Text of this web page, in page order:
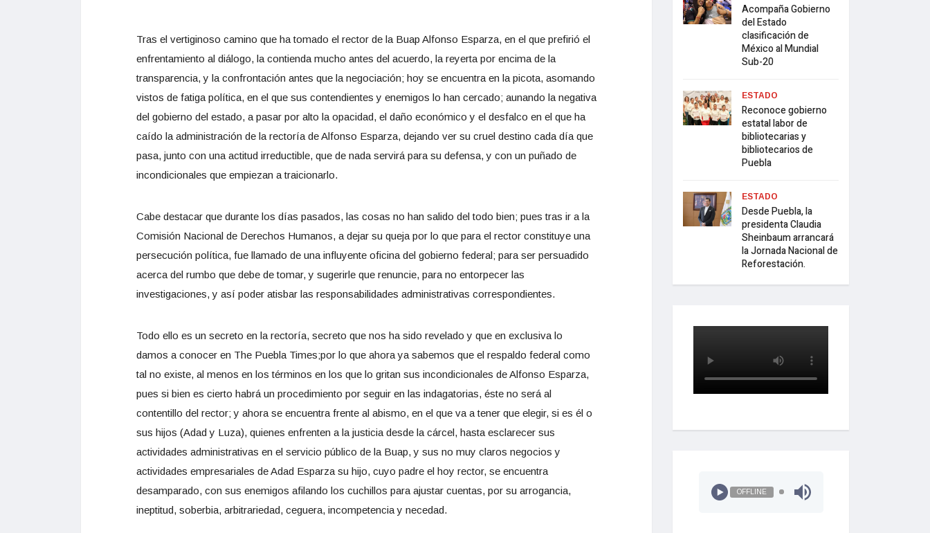
Tras el vertiginoso camino que ha tomado el rector de la Buap Alfonso Esparza, en el que prefirió el
enfrentamiento al diálogo, la contienda mucho antes del acuerdo, la reyerta por encima de la
transparencia, y la confrontación antes que la negociación; hoy se encuentra en la picota, asomando
vistos de fatiga política, en el que sus contendientes y enemigos lo han cercado; aunando la negativa
del gobierno del estado, a pasar por alto la opacidad, el daño económico y el desfalco en el que ha
caído la administración de la rectoría de Alfonso Esparza, dejando ver su cruel destino cada día que
pasa, junto con una actitud irreductible, que de nada servirá para su defensa, y con un puñado de
incondicionales que empiezan a traicionarlo.
Cabe destacar que durante los días pasados, las cosas no han salido del todo bien; pues tras ir a la
Comisión Nacional de Derechos Humanos, a dejar su queja por lo que para el rector constituye una
persecución política, fue llamado de una influyente oficina del gobierno federal; para ser persuadido
acerca del rumbo que debe de tomar, y sugerirle que renuncie, para no entorpecer las
investigaciones, y así poder atisbar las responsabilidades administrativas correspondientes.
Todo ello es un secreto en la rectoría, secreto que nos ha sido revelado y que en exclusiva lo
damos a conocer en The Puebla Times;por lo que ahora ya sabemos que el respaldo federal como
tal no existe, al menos en los términos en los que lo gritan sus incondicionales de Alfonso Esparza,
pues si bien es cierto habrá un procedimiento por seguir en las indagatorias, éste no será al
contentillo del rector; y ahora se encuentra frente al abismo, en el que va a tener que elegir, si es él o
sus hijos (Adad y Luza), quienes enfrenten a la justicia desde la cárcel, hasta esclarecer sus
actividades administrativas en el servicio público de la Buap, y sus no muy claros negocios y
actividades empresariales de Adad Esparza su hijo, cuyo padre el hoy rector, se encuentra
desamparado, con sus enemigos afilando los cuchillos para ajustar cuentas, por su arrogancia,
ineptitud, soberbia, arbitrariedad, ceguera, incompetencia y necedad.
Acompaña Gobierno
del Estado
clasificación de
México al Mundial
Sub-20
ESTADO
Reconoce gobierno
estatal labor de
bibliotecarias y
bibliotecarios de
Puebla
ESTADO
Desde Puebla, la
presidenta Claudia
Sheinbaum arrancará
la Jornada Nacional de
Reforestación.
OFFLINE